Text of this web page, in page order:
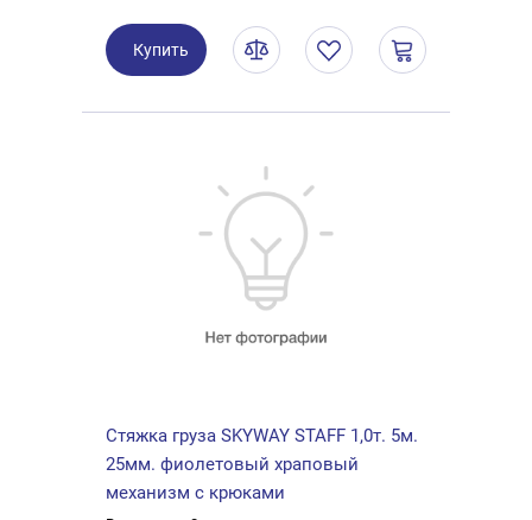
Купить
Стяжка груза SKYWAY STAFF 1,0т. 5м.
25мм. фиолетовый храповый
механизм с крюками